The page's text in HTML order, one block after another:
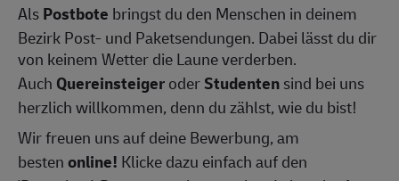
AlsPostbote bringst du den Menschen in deinem
Bezirk Post- und Paketsendungen. Dabei lässt du dir
von keinem Wetter die Laune verderben.
Auch QuereinsteigeroderStudentensind bei uns
herzlich willkommen, denn du zählst, wie du bist!
Wir freuen uns auf deine Bewerbung, am
bestenonline! Klicke dazu einfach auf den